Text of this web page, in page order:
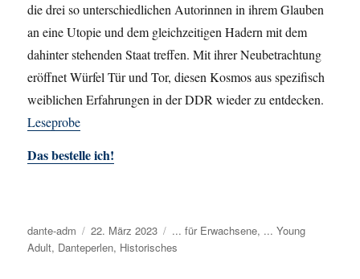
die drei so unterschiedlichen Autorinnen in ihrem Glauben
an eine Utopie und dem gleichzeitigen Hadern mit dem
dahinter stehenden Staat treffen. Mit ihrer Neubetrachtung
eröffnet Würfel Tür und Tor, diesen Kosmos aus spezifisch
weiblichen Erfahrungen in der DDR wieder zu entdecken.
Leseprobe
Das bestelle ich!
Autor
dante-adm
Veröffentlicht
am
22. März 2023 Kategorien
... für Erwachsene, ... Young
Adult, Danteperlen, Historisches